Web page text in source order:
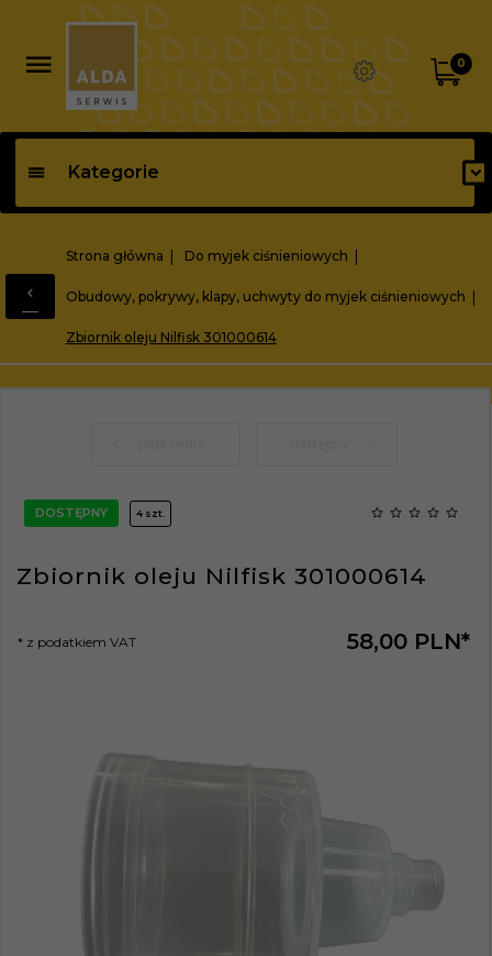
0
Kategorie
Strona główna Do myjek ciśnieniowych
Obudowy, pokrywy, klapy, uchwyty do myjek ciśnieniowych
Zbiornik oleju Nilfisk 301000614
DOSTĘPNY 4 szt.
Zbiornik oleju Nilfisk 301000614
58,00 PLN*
* z podatkiem VAT